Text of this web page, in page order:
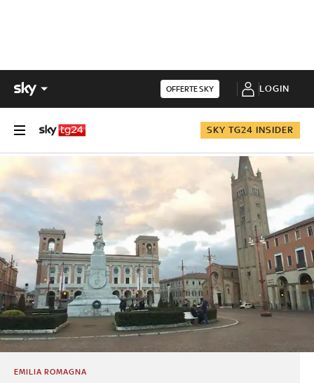
OFFERTE SKY LOGIN
SKY TG24 INSIDER
EMILIA ROMAGNA